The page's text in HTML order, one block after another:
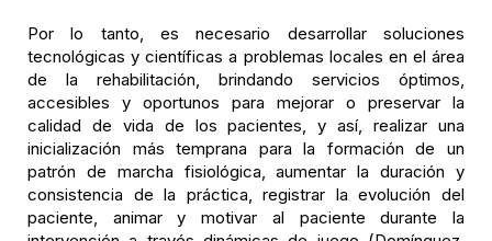
Por lo tanto, es necesario desarrollar soluciones
tecnológicas y científicas a problemas locales en el área
de la rehabilitación, brindando servicios óptimos,
accesibles y oportunos para mejorar o preservar la
calidad de vida de los pacientes, y así, realizar una
inicialización más temprana para la formación de un
patrón de marcha fisiológica, aumentar la duración y
consistencia de la práctica, registrar la evolución del
paciente, animar y motivar al paciente durante la